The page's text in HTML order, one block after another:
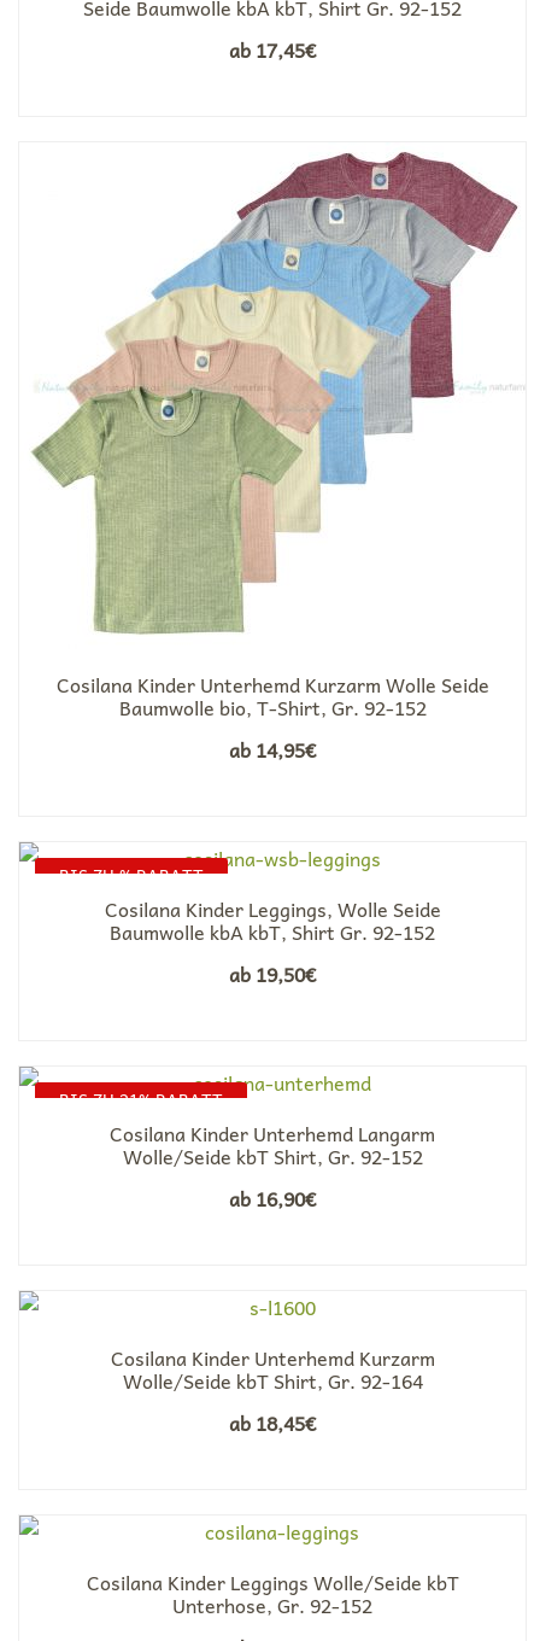
Seide Baumwolle kbA kbT, Shirt Gr. 92-152
ab17,45€
Cosilana Kinder Unterhemd Kurzarm Wolle Seide
Baumwolle bio, T-Shirt, Gr. 92-152
ab14,95€
BIS ZU % RABATT
Cosilana Kinder Leggings, Wolle Seide
Baumwolle kbA kbT, Shirt Gr. 92-152
ab19,50€
BIS ZU 21% RABATT
Cosilana Kinder Unterhemd Langarm
Wolle/Seide kbT Shirt, Gr. 92-152
ab16,90€
Cosilana Kinder Unterhemd Kurzarm
Wolle/Seide kbT Shirt, Gr. 92-164
ab18,45€
Cosilana Kinder Leggings Wolle/Seide kbT
Unterhose, Gr. 92-152